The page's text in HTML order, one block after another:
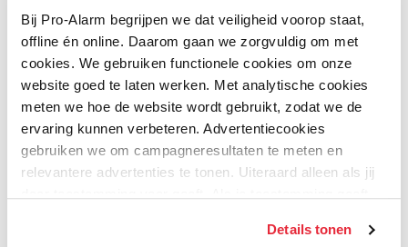
Bij Pro-Alarm begrijpen we dat veiligheid voorop staat,
offline én online. Daarom gaan we zorgvuldig om met
cookies. We gebruiken functionele cookies om onze
website goed te laten werken. Met analytische cookies
meten we hoe de website wordt gebruikt, zodat we de
ervaring kunnen verbeteren. Advertentiecookies
gebruiken we om campagneresultaten te meten en
relevantere advertenties te tonen. Uiteraard alleen als jij
kunnen deze gegevens combineren met informatie die zij
Details tonen
5 euro korting op je
aankoop?
Schrijf je direct in voor onze nieuwsbrief en
wees als eerste op de hoogte van aanbiedingen
en meer!
Inschrijven